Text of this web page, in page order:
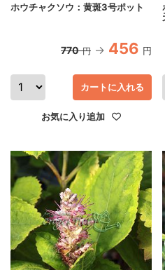
ホウチャクソウ：黄斑3号ポット
770 円 456 円
カートに入れる
お気に入り追加